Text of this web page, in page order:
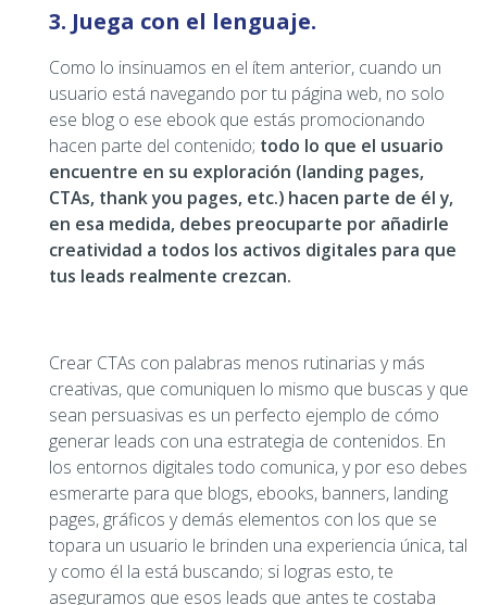
3. Juega con el lenguaje.
Como lo insinuamos en el ítem anterior, cuando un
usuario está navegando por tu página web, no solo
ese blog o ese ebook que estás promocionando
hacen parte del contenido; todo lo que el usuario
encuentre en su exploración (landing pages,
CTAs, thank you pages, etc.) hacen parte de él y,
en esa medida, debes preocuparte por añadirle
creatividad a todos los activos digitales para que
tus leads realmente crezcan.
Crear CTAs con palabras menos rutinarias y más
creativas, que comuniquen lo mismo que buscas y que
sean persuasivas es un perfecto ejemplo de cómo
generar leads con una estrategia de contenidos. En
los entornos digitales todo comunica, y por eso debes
esmerarte para que blogs, ebooks, banners, landing
pages, gráficos y demás elementos con los que se
topara un usuario le brinden una experiencia única, tal
y como él la está buscando; si logras esto, te
aseguramos que esos leads que antes te costaba